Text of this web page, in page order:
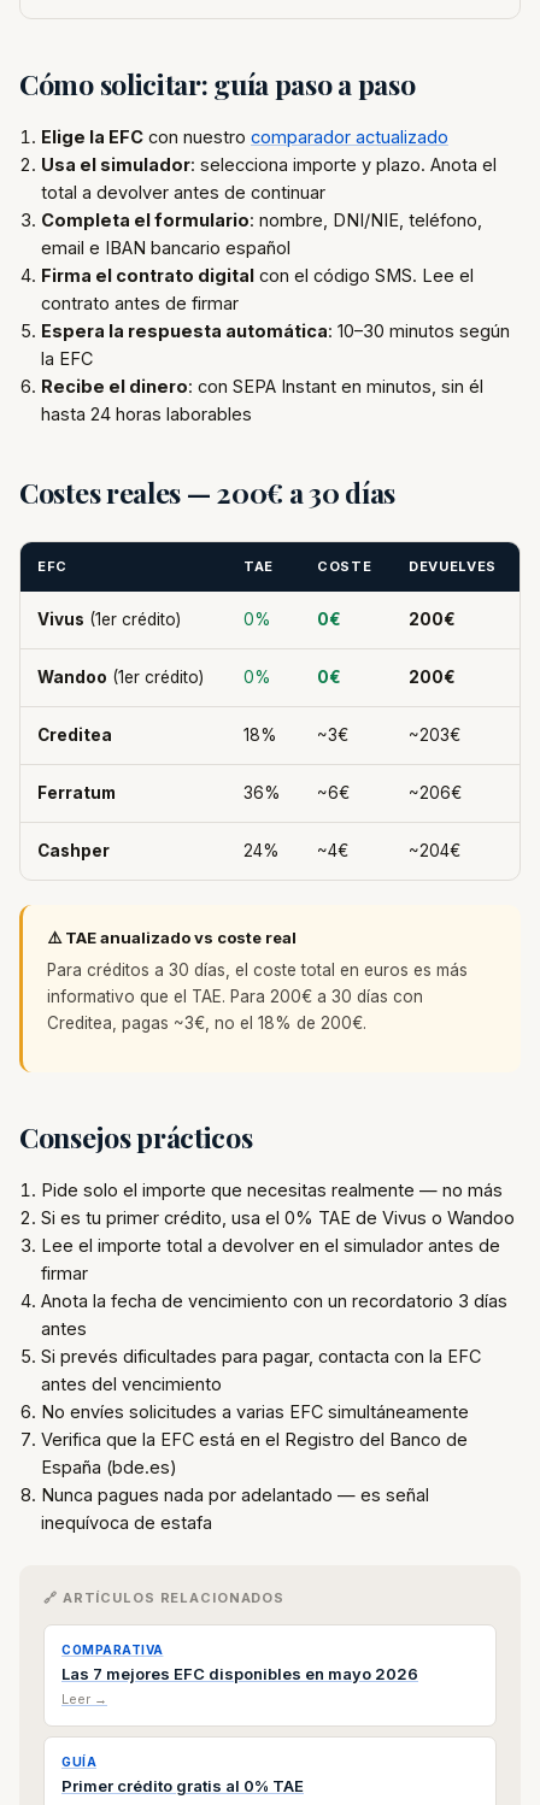
Cómo solicitar: guía paso a paso
Elige la EFC con nuestro comparador actualizado
Usa el simulador: selecciona importe y plazo. Anota el
total a devolver antes de continuar
Completa el formulario: nombre, DNI/NIE, teléfono,
email e IBAN bancario español
Firma el contrato digital con el código SMS. Lee el
contrato antes de firmar
Espera la respuesta automática: 10–30 minutos según
la EFC
Recibe el dinero: con SEPA Instant en minutos, sin él
hasta 24 horas laborables
Costes reales — 200€ a 30 días
EFC TAE COSTE DEVUELVES
Vivus (1er crédito) 0% 0€ 200€
Wandoo (1er crédito) 0% 0€ 200€
Creditea 18% ~3€ ~203€
Ferratum 36% ~6€ ~206€
Cashper 24% ~4€ ~204€
⚠️ TAE anualizado vs coste real
Para créditos a 30 días, el coste total en euros es más
informativo que el TAE. Para 200€ a 30 días con
Creditea, pagas ~3€, no el 18% de 200€.
Consejos prácticos
Pide solo el importe que necesitas realmente — no más
Si es tu primer crédito, usa el 0% TAE de Vivus o Wandoo
Lee el importe total a devolver en el simulador antes de
firmar
Anota la fecha de vencimiento con un recordatorio 3 días
antes
Si prevés dificultades para pagar, contacta con la EFC
antes del vencimiento
No envíes solicitudes a varias EFC simultáneamente
Verifica que la EFC está en el Registro del Banco de
España (bde.es)
Nunca pagues nada por adelantado — es señal
inequívoca de estafa
🔗 ARTÍCULOS RELACIONADOS
COMPARATIVA
Las 7 mejores EFC disponibles en mayo 2026
Leer →
GUÍA
Primer crédito gratis al 0% TAE